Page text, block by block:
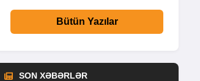
Bütün Yazılar
SON XƏBƏRLƏR